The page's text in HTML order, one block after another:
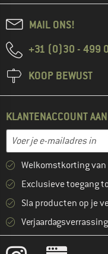
MAIL ONS!
+31 (0)30 - 499
KOOP BEWUST
KLANTENACCOUNT
E-mailadres
Vul je e-mailadres hier
Welkomstkorting
Exclusieve toegang
Sla producten op je
Verjaardagsverrassing